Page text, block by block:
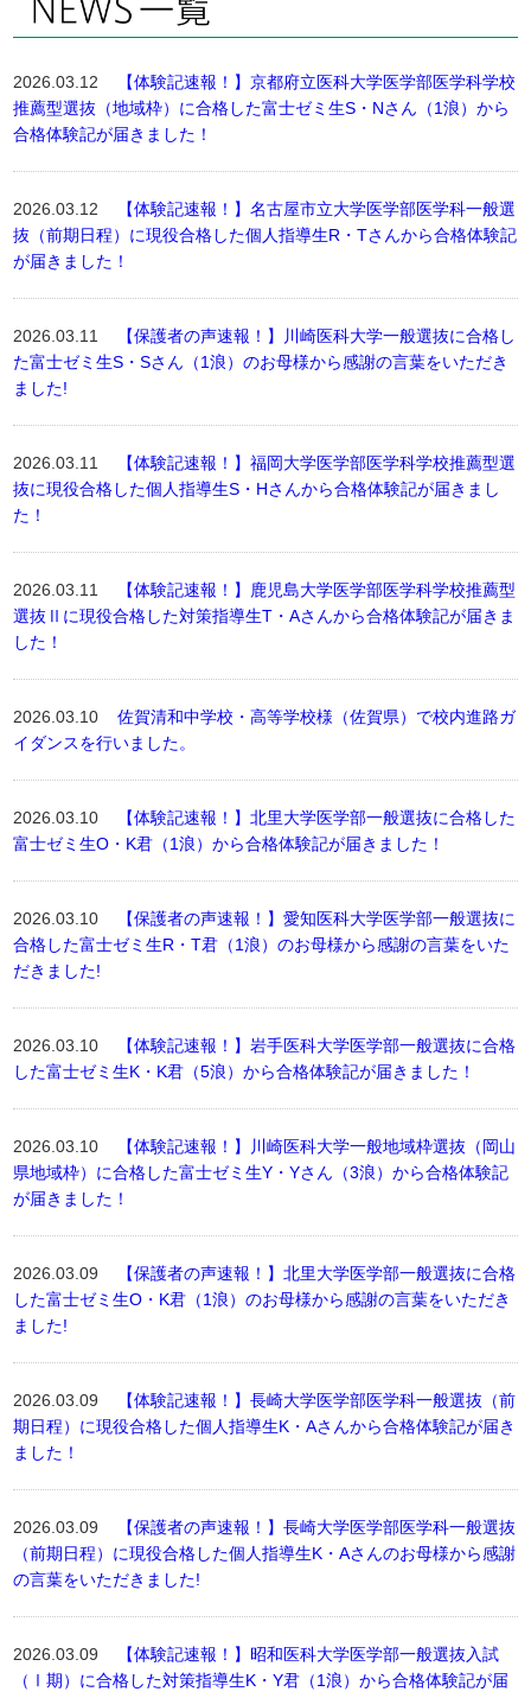
2026.03.12
【体験記速報！】京都府立医科大学医学部医学科学校
推薦型選抜（地域枠）に合格した富士ゼミ生S・Nさん（1浪）から
合格体験記が届きました！
2026.03.12
【体験記速報！】名古屋市立大学医学部医学科一般選
抜（前期日程）に現役合格した個人指導生R・Tさんから合格体験記
が届きました！
2026.03.11
【保護者の声速報！】川崎医科大学一般選抜に合格し
た富士ゼミ生S・Sさん（1浪）のお母様から感謝の言葉をいただき
ました!
2026.03.11
【体験記速報！】福岡大学医学部医学科学校推薦型選
抜に現役合格した個人指導生S・Hさんから合格体験記が届きまし
た！
2026.03.11
【体験記速報！】鹿児島大学医学部医学科学校推薦型
選抜Ⅱに現役合格した対策指導生T・Aさんから合格体験記が届きま
した！
2026.03.10佐賀清和中学校・高等学校様（佐賀県）で校内進路ガ
イダンスを行いました。
2026.03.10
【体験記速報！】北里大学医学部一般選抜に合格した
富士ゼミ生O・K君（1浪）から合格体験記が届きました！
2026.03.10
【保護者の声速報！】愛知医科大学医学部一般選抜に
合格した富士ゼミ生R・T君（1浪）のお母様から感謝の言葉をいた
だきました!
2026.03.10
【体験記速報！】岩手医科大学医学部一般選抜に合格
した富士ゼミ生K・K君（5浪）から合格体験記が届きました！
2026.03.10
【体験記速報！】川崎医科大学一般地域枠選抜（岡山
県地域枠）に合格した富士ゼミ生Y・Yさん（3浪）から合格体験記
が届きました！
2026.03.09
【保護者の声速報！】北里大学医学部一般選抜に合格
した富士ゼミ生O・K君（1浪）のお母様から感謝の言葉をいただき
ました!
2026.03.09
【体験記速報！】長崎大学医学部医学科一般選抜（前
期日程）に現役合格した個人指導生K・Aさんから合格体験記が届き
ました！
2026.03.09
【保護者の声速報！】長崎大学医学部医学科一般選抜
（前期日程）に現役合格した個人指導生K・Aさんのお母様から感謝
の言葉をいただきました!
2026.03.09
【体験記速報！】昭和医科大学医学部一般選抜入試
（Ⅰ期）に合格した対策指導生K・Y君（1浪）から合格体験記が届